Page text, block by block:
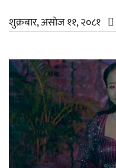
शुक्रबार, असोज ११, २०८१